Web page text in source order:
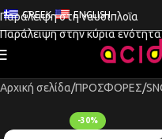
Παράλειψη στη ναυσιπλοΐα
Παράλειψη στην κύρια ενότητα
GREEK ENGLISH
Αρχική σελίδα ΠΡΟΣΦΟΡΕΣ
-30%